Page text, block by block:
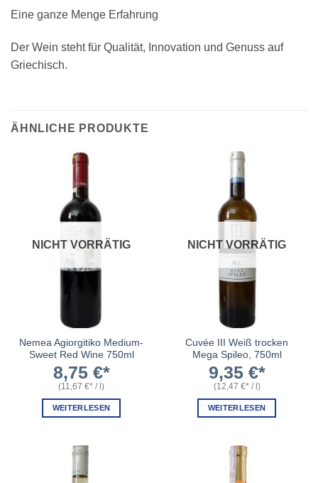
Eine ganze Menge Erfahrung
Der Wein steht für Qualität, Innovation und Genuss auf
Griechisch.
ÄHNLICHE PRODUKTE
NICHT VORRÄTIG
Nemea Agiorgitiko Medium-
Sweet Red Wine 750ml
8,75 €
(11,67 € /l)
WEITERLESEN
NICHT VORRÄTIG
Cuvée III Weiß trocken
Mega Spileo, 750ml
9,35 €
(12,47 € /l)
WEITERLESEN